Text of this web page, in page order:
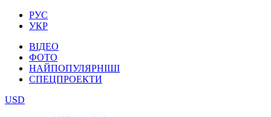
РУС
УКР
ВІДЕО
ФОТО
НАЙПОПУЛЯРНІШІ
СПЕЦПРОЕКТИ
USD